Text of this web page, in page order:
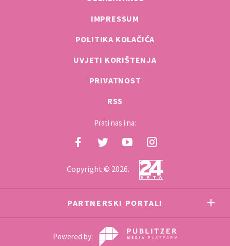
IMPRESSUM
POLITIKA KOLAČIĆA
UVJETI KORIŠTENJA
PRIVATNOST
RSS
Prati nas i na:
Copyright © 2026.
PARTNERSKI PORTALI
Powered by: